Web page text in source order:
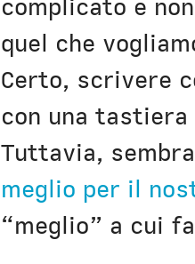
complicato e
quel che
Certo, scrivere
con una
Tuttavia,
meglio per il
“meglio” a cui